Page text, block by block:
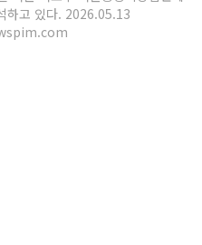
하고 있다. 2026.05.13